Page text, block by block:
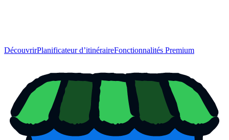
DécouvrirPlanificateur d’itinéraireFonctionnalités Premium